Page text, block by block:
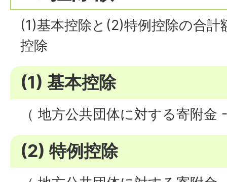
(1)基本控除と(2)特例控除の合
控除
(1) 基本控除
（ 地方公共団体に対する寄附
(2) 特例控除